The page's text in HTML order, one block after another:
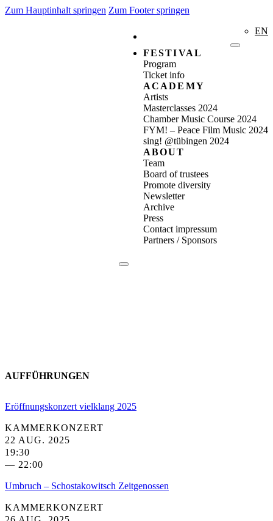
Zum Hauptinhalt springen Zum Footer springen
EN
FESTIVAL
Program
Ticket info
ACADEMY
Artists
Masterclasses 2024
Chamber Music Course 2024
FYM! – Peace Film Music 2024
sing! @tübingen 2024
ABOUT
Team
Board of trustees
Promote diversity
Newsletter
Archive
Press
Contact impressum
Partners / Sponsors
AUFFÜHRUNGEN
Eröffnungskonzert vielklang 2025
KAMMERKONZERT
22 AUG. 2025
19:30
— 22:00
Umbruch – Schostakowitsch Zeitgenossen
KAMMERKONZERT